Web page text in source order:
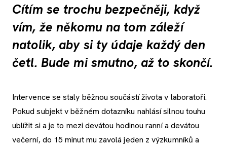
Cítím se trochu bezpečněji, když
vím, že někomu na tom záleží
natolik, aby si ty údaje každý den
četl. Bude mi smutno, až to skončí.
Intervence se staly běžnou součástí života v laboratoři.
Pokud subjekt v běžném dotazníku nahlásí silnou touhu
ublížit si a je to mezi devátou hodinou ranní a devátou
večerní, do 15 minut mu zavolá jeden z výzkumníků a